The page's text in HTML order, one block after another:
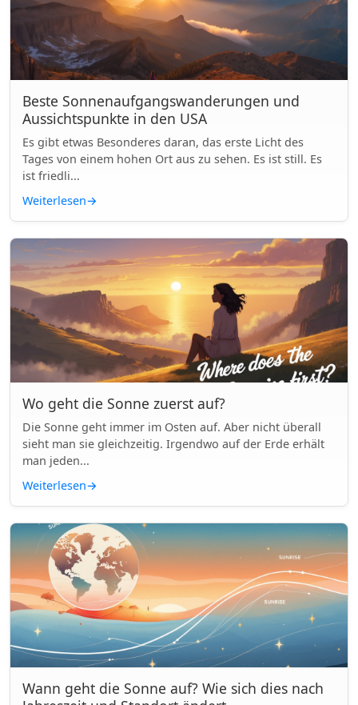
Beste Sonnenaufgangswanderungen und
Aussichtspunkte in den USA
Es gibt etwas Besonderes daran, das erste Licht des
Tages von einem hohen Ort aus zu sehen. Es ist still. Es
ist friedli...
Weiterlesen→
Wo geht die Sonne zuerst auf?
Die Sonne geht immer im Osten auf. Aber nicht überall
sieht man sie gleichzeitig. Irgendwo auf der Erde erhält
man jeden...
Weiterlesen→
Wann geht die Sonne auf? Wie sich dies nach